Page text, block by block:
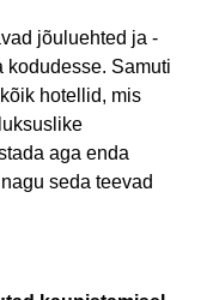
jõuluehted ja -
kodudesse. Samuti
hotellid, mis
aga enda
seda teevad